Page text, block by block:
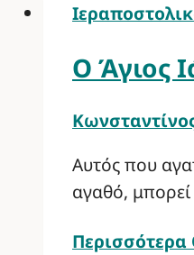
Ο Άγιος
Αυτός που
αγαθό, μπορεί
Περισσότερα